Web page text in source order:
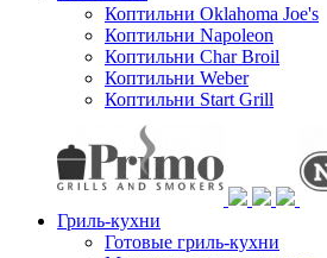
Коптильни Oklahoma Joe's
Коптильни Napoleon
Коптильни Char Broil
Коптильни Weber
Коптильни Start Grill
Гриль-кухни
Готовые гриль-кухни